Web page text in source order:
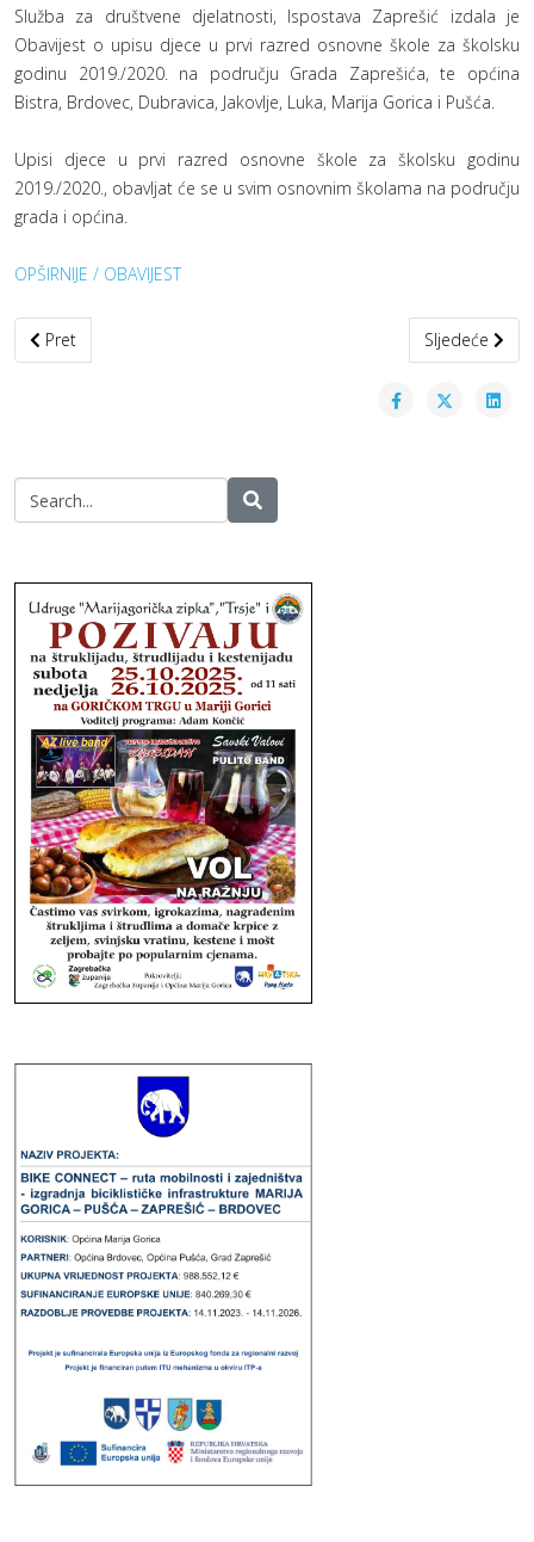
Služba za društvene djelatnosti, Ispostava Zaprešić izdala je
Obavijest o upisu djece u prvi razred osnovne škole za školsku
godinu 2019./2020. na području Grada Zaprešića, te općina
Bistra, Brdovec, Dubravica, Jakovlje, Luka, Marija Gorica i Pušća.
Upisi djece u prvi razred osnovne škole za školsku godinu
2019./2020., obavljat će se u svim osnovnim školama na području
grada i općina.
OPŠIRNIJE / OBAVIJEST
Prethodni članak: Prijave za besplatno usavršavanje za
Pret Sljedeći
Sljedeće